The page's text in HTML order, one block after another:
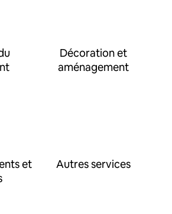
Décoration et
aménagement
et
Autres services